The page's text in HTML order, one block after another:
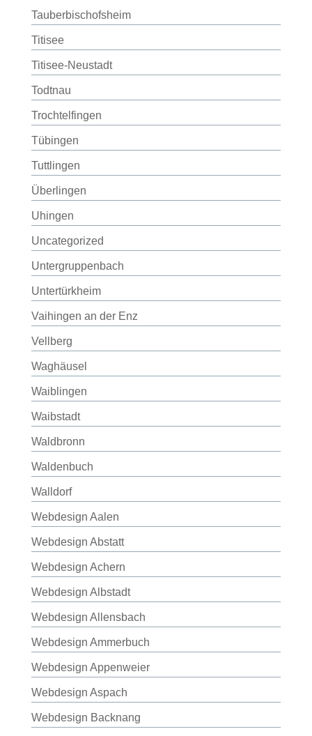
Tauberbischofsheim
Titisee
Titisee-Neustadt
Todtnau
Trochtelfingen
Tübingen
Tuttlingen
Überlingen
Uhingen
Uncategorized
Untergruppenbach
Untertürkheim
Vaihingen an der Enz
Vellberg
Waghäusel
Waiblingen
Waibstadt
Waldbronn
Waldenbuch
Walldorf
Webdesign Aalen
Webdesign Abstatt
Webdesign Achern
Webdesign Albstadt
Webdesign Allensbach
Webdesign Ammerbuch
Webdesign Appenweier
Webdesign Aspach
Webdesign Backnang